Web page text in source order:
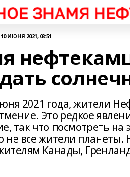
10 ИЮНЯ 2021, 08:51
2021 года, жители
Это редкое
так что посмотреть
не все жители планеты.
Канады,